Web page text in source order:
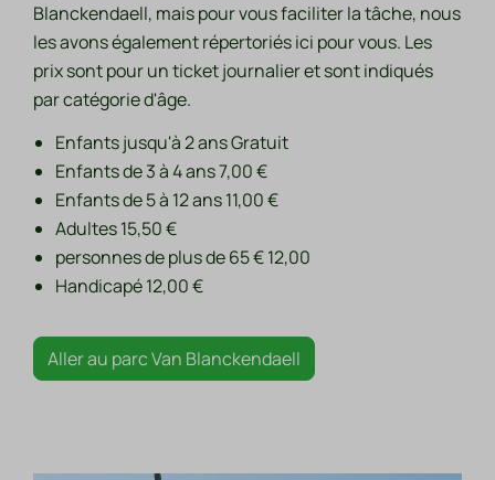
Blanckendaell, mais pour vous faciliter la tâche, nous
les avons également répertoriés ici pour vous. Les
prix sont pour un ticket journalier et sont indiqués
par catégorie d'âge.
Enfants jusqu'à 2 ans Gratuit
Enfants de 3 à 4 ans 7,00 €
Enfants de 5 à 12 ans 11,00 €
Adultes 15,50 €
personnes de plus de 65 € 12,00
Handicapé 12,00 €
Aller au parc Van Blanckendaell